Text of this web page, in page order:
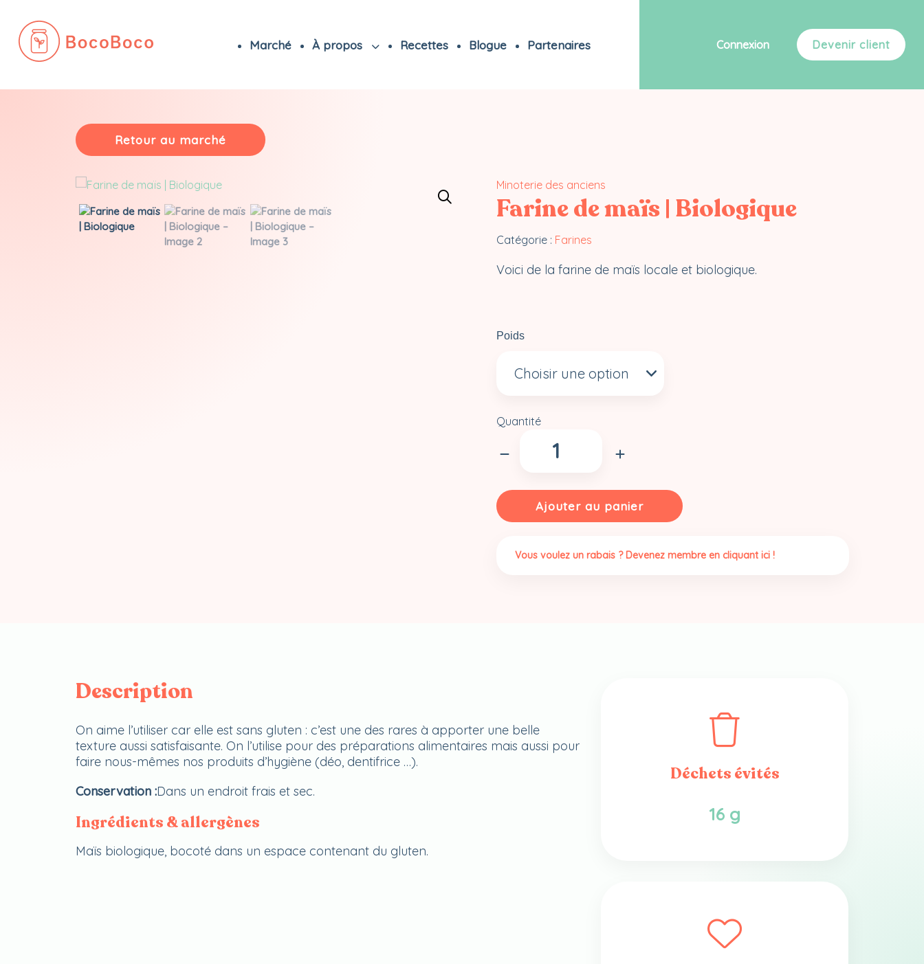
Marché À propos Recettes Blogue Partenaires Connexion Devenir client
Retour au marché
Minoterie des anciens
Farine de maïs | Biologique
Catégorie : Farines
Voici de la farine de maïs locale et biologique.
Poids
Quantité
de
maïs
|
Ajouter au panier
Vous voulez un rabais ? Devenez membre en cliquant ici !
Description
On aime l’utiliser car elle est sans gluten : c’est une des rares à apporter une belle
texture aussi satisfaisante. On l’utilise pour des préparations alimentaires mais aussi pour
faire nous-mêmes nos produits d’hygiène (déo, dentifrice …).
Conservation :Dans un endroit frais et sec.
Ingrédients & allergènes
Maïs biologique, bocoté dans un espace contenant du gluten.
Déchets évités
16 g